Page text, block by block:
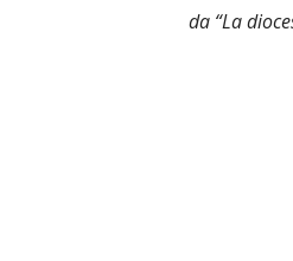
da “La